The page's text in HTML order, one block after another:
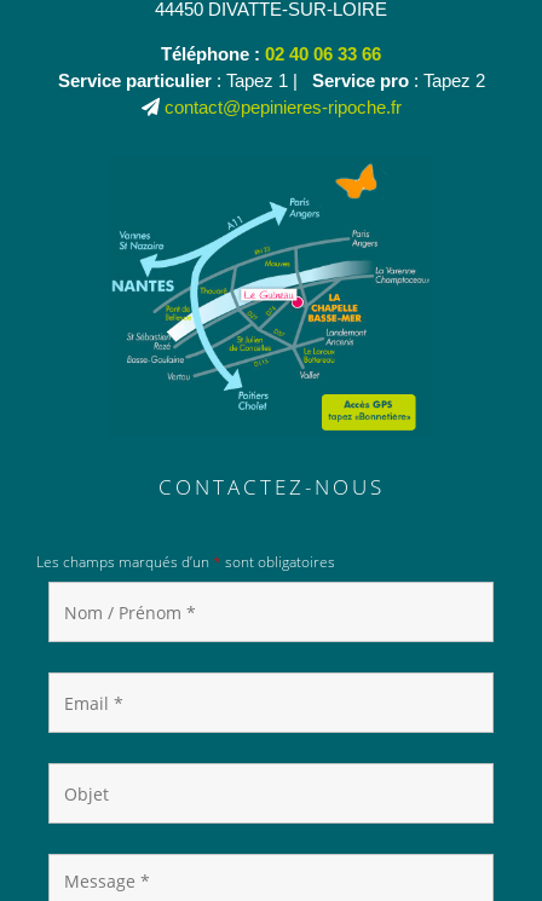
44450 DIVATTE-SUR-LOIRE
Téléphone : 02 40 06 33 66
Service particulier: Tapez 1 | Service pro: Tapez 2
contact@pepinieres-ripoche.fr
CONTACTEZ-NOUS
Les champs marqués d’un * sont obligatoires